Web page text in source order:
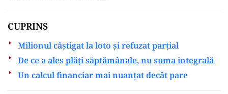
CUPRINS
Milionul câștigat la loto și refuzat parțial
De ce a ales plăți săptămânale, nu suma integrală
Un calcul financiar mai nuanțat decât pare